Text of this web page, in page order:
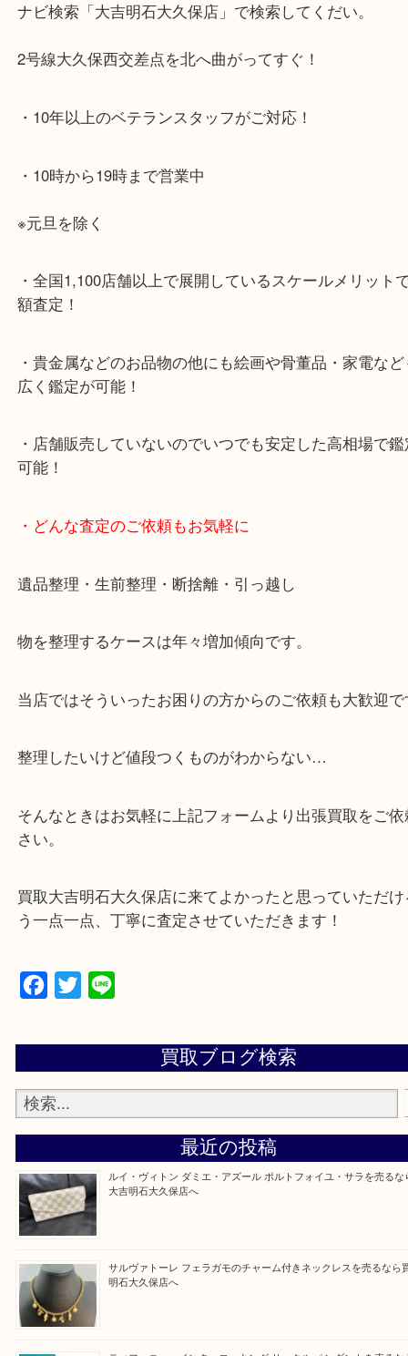
JR神戸線「大久保駅」
より徒歩10分
・お車でのご来店の方
2号線大久保西交差点を北へ曲がってすぐ！
・10年以上のベテランスタッフがご対応！
・10時から19時まで営業中
・全国1,100店舗以上で展開しているスケールメリ
額査定！
・店舗販売していないのでいつでも安定した高相場
可能！
・どんな査定のご依頼もお気軽に
当店ではそういったお困りの方からのご依頼も大歓
整理したいけど値段つくものがわからない…
そんなときはお気軽に上記フォームより出張買取を
さい。
買取大吉明石大久保店に来てよかったと思っていた
う一点一点、丁寧に査定させていただきます！